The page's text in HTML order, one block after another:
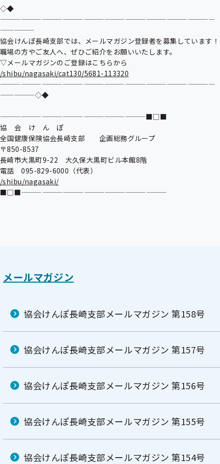
◇◆
———————————————————————————————
—————
協会けんぽ長崎支部では、メールマガジン登録者を募集しています！
職場の方やご友人へ、ぜひご紹介をお願いいたします。
/shibu/nagasaki/cat130/5681-113320
———————————————————————————————
—————◇◆
—————————————————————■□■
協　会　け　ん　ぽ
全国健康保険協会長崎支部　　企画総務グループ
〒850-8537
長崎市大黒町9-22　大久保大黒町ビル本館8階
/shibu/nagasaki/
■□■—————————————————————
メールマガジン
協会けんぽ長崎支部メールマガジン 第158号
協会けんぽ長崎支部メールマガジン 第157号
協会けんぽ長崎支部メールマガジン 第156号
協会けんぽ長崎支部メールマガジン 第155号
協会けんぽ長崎支部メールマガジン 第154号